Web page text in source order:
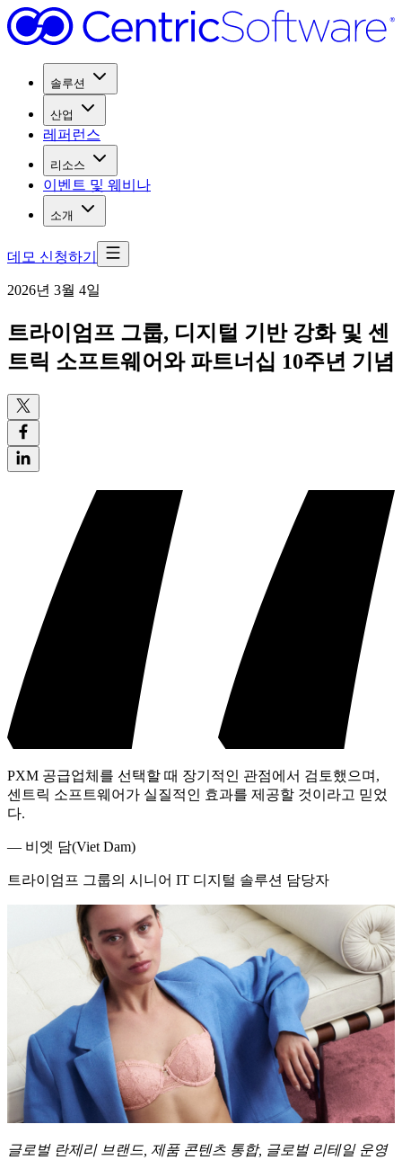
솔루션
산업
레퍼런스
리소스
이벤트 및 웨비나
소개
데모 신청하기
2026년 3월 4일
트라이엄프 그룹, 디지털 기반 강화 및 센
트릭 소프트웨어와 파트너십 10주년 기념
PXM 공급업체를 선택할 때 장기적인 관점에서 검토했으며,
센트릭 소프트웨어가 실질적인 효과를 제공할 것이라고 믿었
다.
— 비엣 담(Viet Dam)
트라이엄프 그룹의 시니어 IT 디지털 솔루션 담당자
글로벌 란제리 브랜드, 제품 콘텐츠 통합, 글로벌 리테일 운영